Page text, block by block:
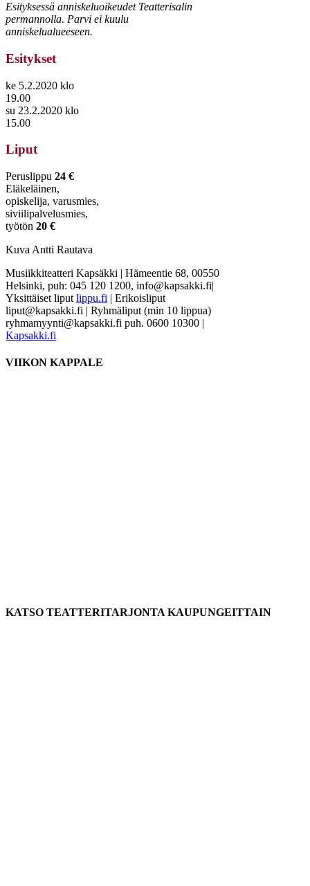
Esityksessä anniskeluoikeudet Teatterisalin
permannolla. Parvi ei kuulu
anniskelualueeseen.
Esitykset
ke 5.2.2020 klo
19.00
su 23.2.2020 klo
15.00
Liput
Peruslippu 24 €
Eläkeläinen,
opiskelija, varusmies,
siviilipalvelusmies,
työtön 20 €
Kuva Antti Rautava
Musiikkiteatteri Kapsäkki | Hämeentie 68, 00550
Helsinki, puh: 045 120 1200, info@kapsakki.fi|
Yksittäiset liput lippu.fi | Erikoisliput
liput@kapsakki.fi | Ryhmäliput (min 10 lippua)
ryhmamyynti@kapsakki.fi puh. 0600 10300 |
Kapsakki.fi
VIIKON KAPPALE
KATSO TEATTERITARJONTA KAUPUNGEITTAIN